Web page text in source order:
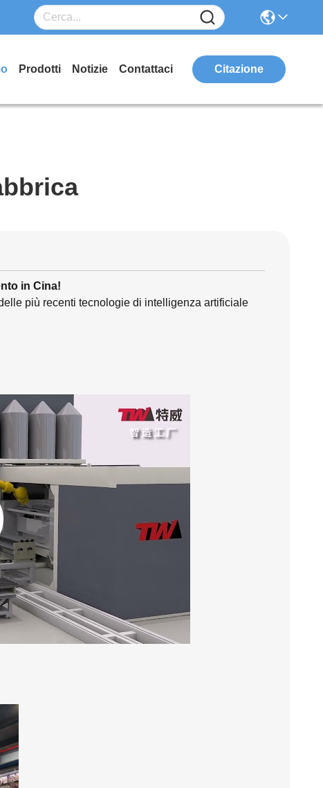
Prodotti Notizie Contattaci Citazione
in Cina!
più recenti tecnologie di intelligenza artificiale